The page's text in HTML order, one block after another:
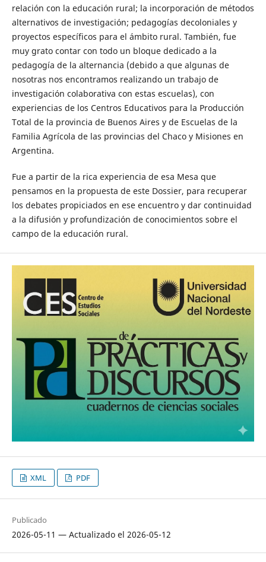
relación con la educación rural; la incorporación de métodos
alternativos de investigación; pedagogías decoloniales y
proyectos específicos para el ámbito rural. También, fue
muy grato contar con todo un bloque dedicado a la
pedagogía de la alternancia (debido a que algunas de
nosotras nos encontramos realizando un trabajo de
investigación colaborativa con estas escuelas), con
experiencias de los Centros Educativos para la Producción
Total de la provincia de Buenos Aires y de Escuelas de la
Familia Agrícola de las provincias del Chaco y Misiones en
Argentina.
Fue a partir de la rica experiencia de esa Mesa que
pensamos en la propuesta de este Dossier, para recuperar
los debates propiciados en ese encuentro y dar continuidad
a la difusión y profundización de conocimientos sobre el
campo de la educación rural.
XML PDF
Publicado
2026-05-11 — Actualizado el 2026-05-12